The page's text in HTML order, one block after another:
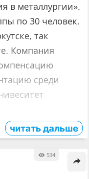
в металлургии».
по 30 человек.
так
Компания
среди
читать дальше
534